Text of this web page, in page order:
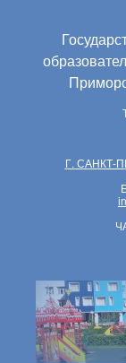
Г. САНКТ-